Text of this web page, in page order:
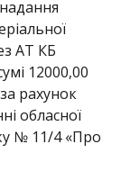
АТ КБ
12000,00
рахунок
обласної
№ 11/4 «Про